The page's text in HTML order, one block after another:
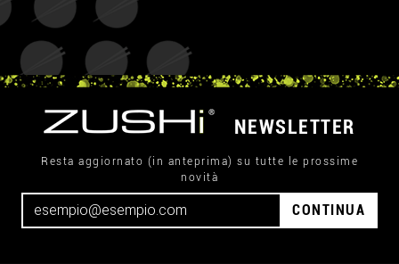
NEWSLETTER
Resta aggiornato (in anteprima) su tutte le prossime
novità
CONTINUA